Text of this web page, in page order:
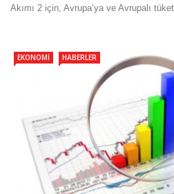
Akımı 2 için, Avrupa’ya ve Avrupalı
EKONOMI HABERLER